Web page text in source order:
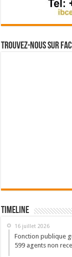
Trouvez-nous sur
Timeline
16 juillet 2026
Fonction publique
599 agents non